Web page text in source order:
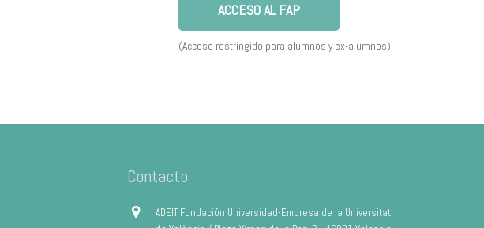
ACCESO AL FAP
(Acceso restringido para alumnos y ex-alumnos)
Contacto
ADEIT Fundación Universidad-Empresa de la Universitat